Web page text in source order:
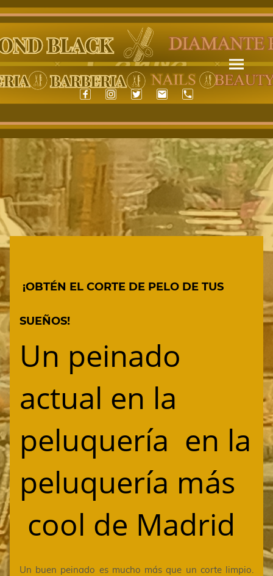
¡OBTÉN EL CORTE DE PELO DE TUS
SUEÑOS!
Un peinado
actual en la
peluquería en la
peluquería más
cool de Madrid
Un buen peinado es mucho más que un corte limpio.